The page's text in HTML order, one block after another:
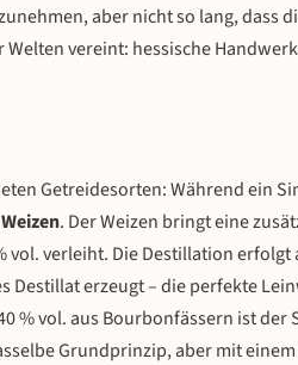
aber nicht so lang, dass
vereint: hessische
Getreidesorten: Während ein
. Der Weizen bringt eine
vol. verleiht. Die Destillation
Destillat erzeugt – die perfekte
% vol. aus Bourbonfässern ist der
Grundprinzip, aber mit